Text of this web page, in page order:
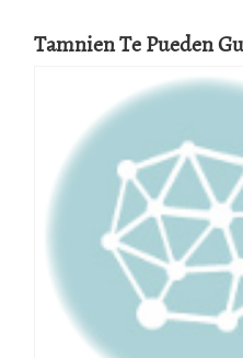
Tamnien Te Pueden